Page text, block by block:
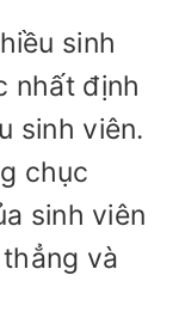
sinh
nhất định
sinh viên.
chục
sinh viên
và